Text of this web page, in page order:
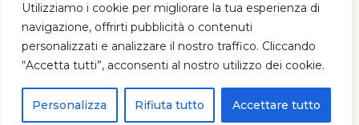
Utilizziamo i cookie per migliorare la tua esperienza di
navigazione, offrirti pubblicità o contenuti
personalizzati e analizzare il nostro traffico. Cliccando
“Accetta tutti”, acconsenti al nostro utilizzo dei cookie.
Personalizza Rifiuta tutto Accettare tutto
Lun - Ven: 8:00 / 12:00 - 13:30 / 17:00
© 2023 Az. Agricola Tesi Fabio s.s.a. di Tesi Silvia e Gallo Antonio - P.IVA e
CF 01628120477
Proudly powered byPC Web Agency